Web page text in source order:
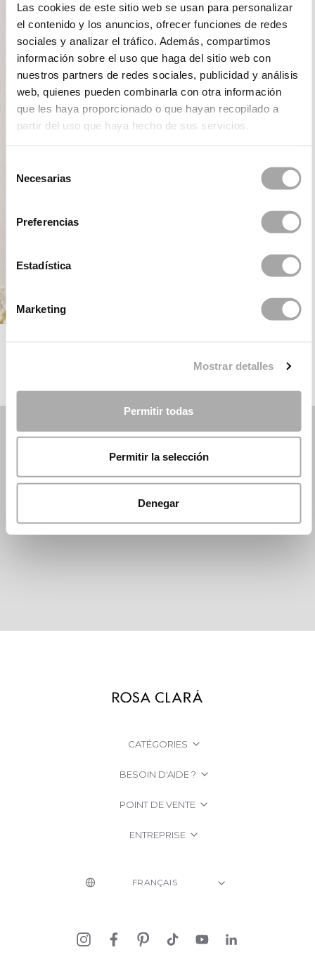
Las cookies de este sitio web se usan para personalizar
el contenido y los anuncios, ofrecer funciones de redes
sociales y analizar el tráfico. Además, compartimos
información sobre el uso que haga del sitio web con
nuestros partners de redes sociales, publicidad y análisis
web, quienes pueden combinarla con otra información
que les haya proporcionado o que hayan recopilado a
partir del uso que haya hecho de sus servicios.
Necesarias
Preferencias
Estadística
Marketing
Mostrar detalles
Permitir todas
Permitir la selección
Denegar
CATÉGORIES
BESOIN D'AIDE ?
POINT DE VENTE
ENTREPRISE